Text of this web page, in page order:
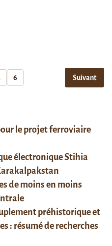
6 Suivant
le projet ferroviaire
électronique Stihia
de moins en moins
préhistorique et
: résumé de recherches